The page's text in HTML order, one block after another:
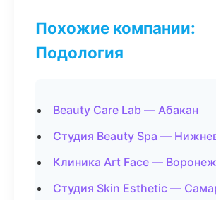
Похожие компании:
Подология
Beauty Care Lab — Абакан
Студия Beauty Spa —
Клиника Art Face — Воронеж
Студия Skin Esthetic —